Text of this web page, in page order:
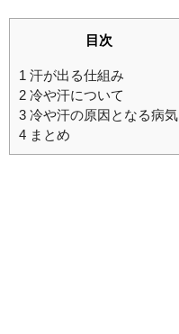
目次
1 汗が出る仕組み
2 冷や汗について
3 冷や汗の原因となる病気
4 まとめ